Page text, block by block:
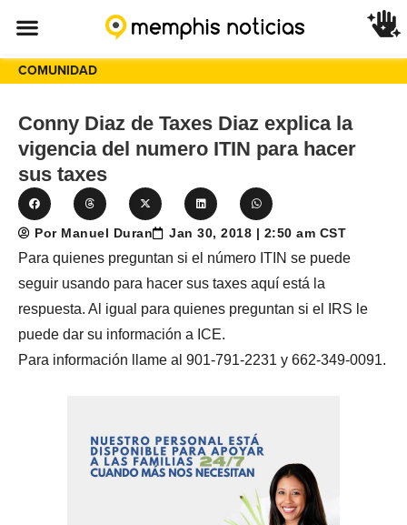
COMUNIDAD
Conny Diaz de Taxes Diaz explica la
vigencia del numero ITIN para hacer
sus taxes
Por Manuel Duran Jan 30, 2018 | 2:50 am CST
Para quienes preguntan si el número ITIN se puede
seguir usando para hacer sus taxes aquí está la
respuesta. Al igual para quienes preguntan si el IRS le
puede dar su información a ICE.
Para información llame al 901-791-2231 y 662-349-0091.